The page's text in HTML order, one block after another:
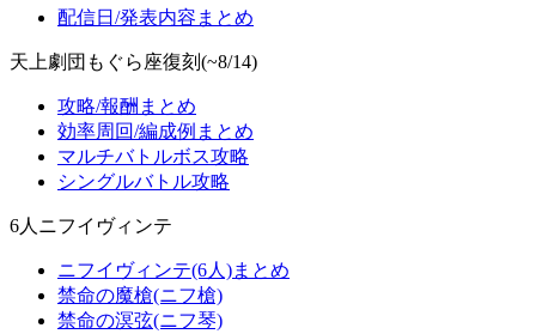
配信日/発表内容まとめ
天上劇団もぐら座復刻(~8/14)
攻略/報酬まとめ
効率周回/編成例まとめ
マルチバトルボス攻略
シングルバトル攻略
6人ニフイヴィンテ
ニフイヴィンテ(6人)まとめ
禁命の魔槍(ニフ槍)
禁命の溟弦(ニフ琴)